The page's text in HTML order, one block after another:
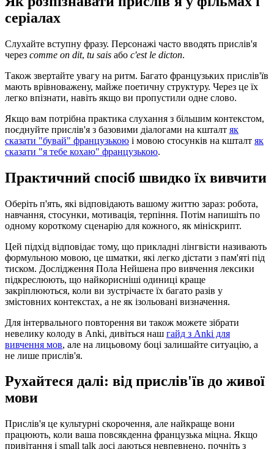
серіалах
Слухайте вступну фразу. Персонажі часто вводять прислів'я
через comme on dit, tu sais або c'est le dicton.
Також звертайте увагу на ритм. Багато французьких прислів'їв
мають врівноважену, майже поетичну структуру. Через це їх
легко впізнати, навіть якщо ви пропустили одне слово.
Якщо вам потрібна практика слухання з більшим контекстом,
поєднуйте прислів'я з базовими діалогами на кшталт як
сказати "бувай" французькою і мовою стосунків на кшталт як
сказати "я тебе кохаю" французькою.
Практичний спосіб швидко їх вивчити
Оберіть п'ять, які відповідають вашому життю зараз: робота,
навчання, стосунки, мотивація, терпіння. Потім напишіть по
одному короткому сценарію для кожного, як мініскрипт.
Цей підхід відповідає тому, що прикладні лінгвісти називають
формульною мовою, це шматки, які легко дістати з пам'яті під
тиском. Дослідження Пола Нейшена про вивчення лексики
підкреслюють, що найкорисніші одиниці краще
закріплюються, коли ви зустрічаєте їх багато разів у
змістовних контекстах, а не як ізольовані визначення.
Для інтервального повторення ви також можете зібрати
невелику колоду в Anki, дивіться наш гайд з Anki для
вивчення мов, але на лицьовому боці залишайте ситуацію, а
не лише прислів'я.
Рухайтеся далі: від прислів'їв до живої
мови
Прислів'я це культурні скорочення, але найкраще вони
працюють, коли ваша повсякденна французька міцна. Якщо
привітання і small talk досі даються невпевнено, почніть з